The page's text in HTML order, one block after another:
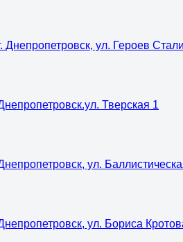
Днепропетровск, ул. Героев
Тверская 1
ул.
ул. Бориса